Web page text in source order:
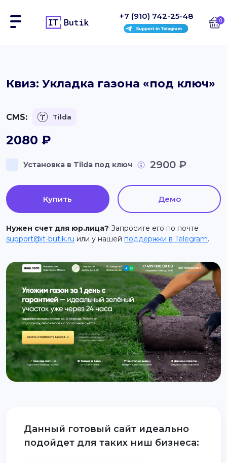
Блоки
На заказ
Инструкции
support@it-butik.ru
+7 (910) 742-25-48 0
Квиз: Укладка газона «под ключ»
CMS: Tilda
2080 ₽
Установка в Tilda под ключ 2900 ₽
Купить Демо
Нужен счет для юр.лица? Запросите его по почте
support@it-butik.ru или у нашей поддержки в Telegram.
Данный готовый сайт идеально
подойдет для таких ниш бизнеса: